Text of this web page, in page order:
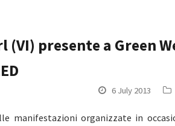
(VI) presente a Green
6 July 2013
manifestazioni organizzate in